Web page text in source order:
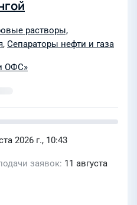
растворы,
, Сепараторы нефти и газа
ОФС»
2026 г., 10:43
заявок 11 августа